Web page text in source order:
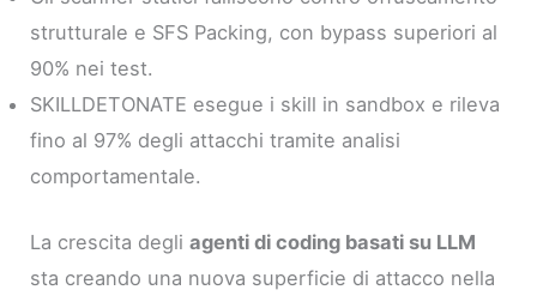
strutturale e SFS Packing, con bypass superiori al
90% nei test.
SKILLDETONATE esegue i skill in sandbox e rileva
fino al 97% degli attacchi tramite analisi
comportamentale.
La crescita degliagenti di coding basati su LLM
sta creando una nuova superficie di attacco nella